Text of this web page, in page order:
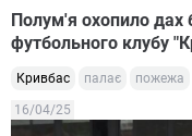
Полум'я охопило дах
футбольного клубу
Кривбас палає пожежа
16/04/25